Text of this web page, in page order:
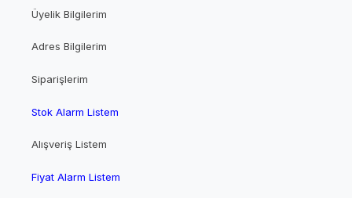
Üyelik Bilgilerim
Adres Bilgilerim
Siparişlerim
Stok Alarm Listem
Alışveriş Listem
Fiyat Alarm Listem